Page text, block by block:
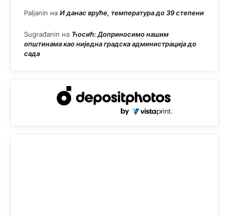
Paljanin на И данас вруће, температура до 39 степени
Sugrađanin на Ћосић: Доприносимо нашим
општинама као ниједна градска администрација до
сада